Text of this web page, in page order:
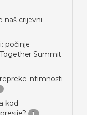
naš crijevni
počinje
Summit
intimnosti
kod
1